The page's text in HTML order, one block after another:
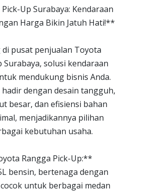
Up Surabaya: Kendaraan
Harga Bikin Jatuh Hati!**
di pusat penjualan Toyota
Surabaya, solusi kendaraan
mendukung bisnis Anda.
dengan desain tangguh,
besar, dan efisiensi bahan
menjadikannya pilihan
kebutuhan usaha.
Rangga Pick-Up:**
bensin, bertenaga dengan
untuk berbagai medan